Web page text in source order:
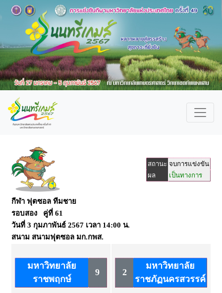
สถานะ จบการแข่งขัน
ผล
เป็นทางการ
กีฬา ฟุตซอล ทีมชาย
รอบสอง คู่ที่ 61
วันที่ 3 กุมภาพันธ์ 2567 เวลา 14:00 น.
สนาม สนามฟุตซอล มก.กพส.
มหาวิทยาลัย
ราชพฤกษ์
9 2
มหาวิทยาลัย
ราชภัฏนครสวรรค์